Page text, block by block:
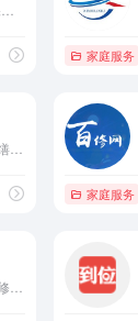
家庭服务
猪八戒网提供家电维修、水电维修、家电清洗、房屋修缮、开锁疏通等一站式家庭服务，明码标价，技师持证上门，同时支持技能接单赚钱，便捷可靠。
家庭服务